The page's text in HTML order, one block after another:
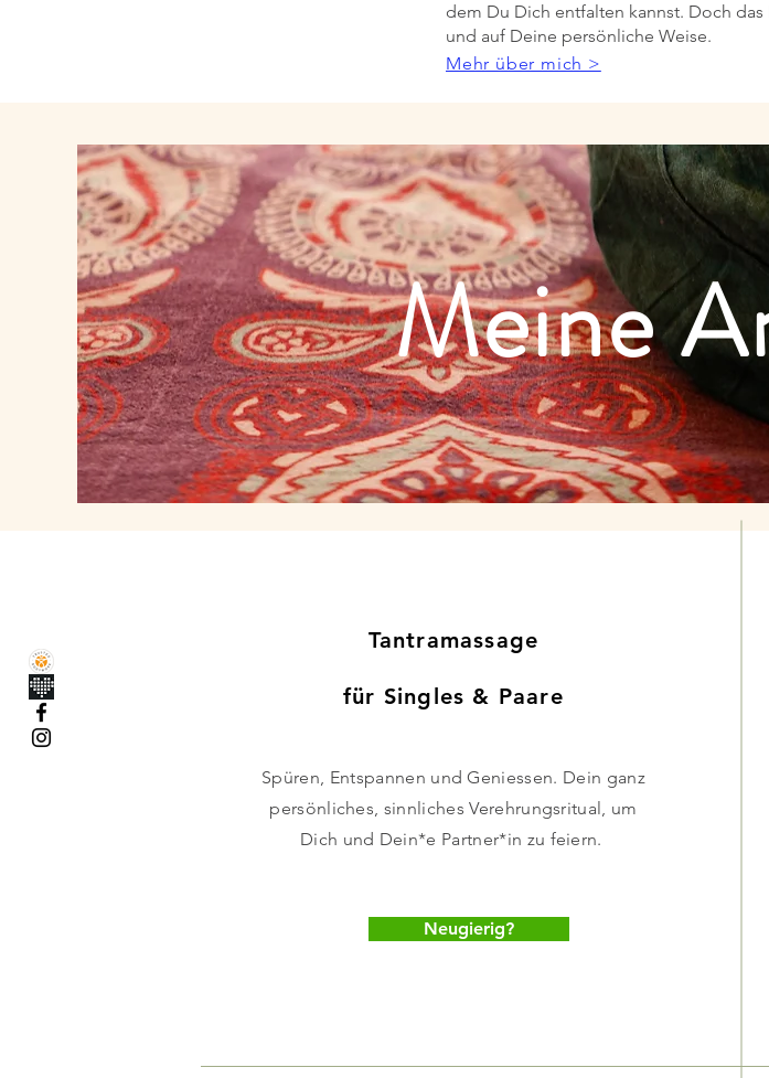
dem Du Dich entfalten kannst. Doch
und auf Deine persönliche Weise.
Mehr über mich >
Meine
Tantramassage
für Singles & Paare
Spüren, Entspannen und Geniessen. Dein ganz
persönliches, sinnliches Verehrungsritual, um
Dich und Dein*e Partner*in zu feiern.
Neugierig?